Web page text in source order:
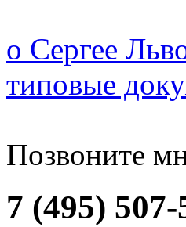
о Сергее
типовые
Позвоните
7 (495) 507-